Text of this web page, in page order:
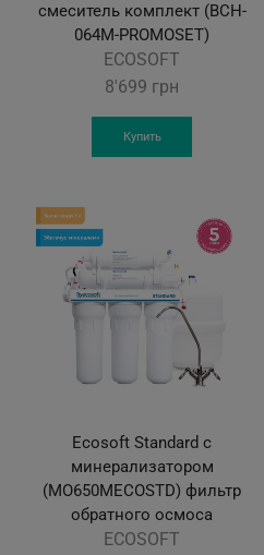
смеситель комплект (BCH-
064M-PROMOSET)
ECOSOFT
8'699 грн
Купить
Ecosoft Standard с
минерализатором
(MO650MECOSTD) фильтр
обратного осмоса
ECOSOFT